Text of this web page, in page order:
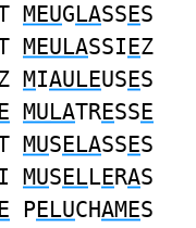
MEUGLASSES
MEULASSIEZ
MIAULEUSES
E MULATRESSE
MUSELASSES
I MUSELLERAS
PELUCHAMES